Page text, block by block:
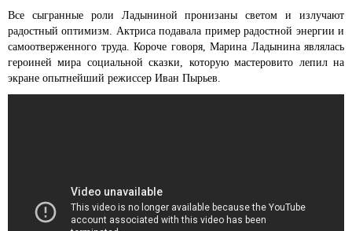
Все сыгранные роли Ладыниной пронизаны светом и излучают
радостный оптимизм. Актриса подавала пример радостной энергии и
самоотверженного труда. Короче говоря, Марина Ладынина являлась
героиней мира социальной сказки, которую мастеровито лепил на
экране опытнейший режиссер Иван Пырьев.